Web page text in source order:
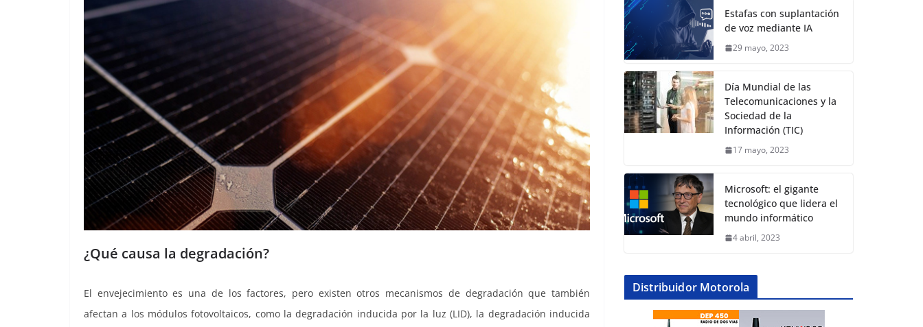
¿Qué causa la degradación?
El envejecimiento es una de los factores, pero existen otros mecanismos de degradación que también
afectan a los módulos fotovoltaicos, como la degradación inducida por la luz (LID), la degradación inducida
Estafas con suplantación
de voz mediante IA
29 mayo, 2023
Día Mundial de las
Telecomunicaciones y la
Sociedad de la
Información (TIC)
17 mayo, 2023
Microsoft: el gigante
tecnológico que lidera el
mundo informático
4 abril, 2023
Distribuidor Motorola